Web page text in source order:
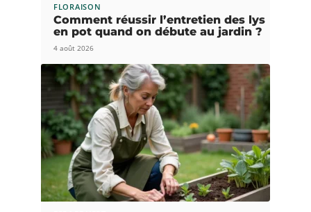
FLORAISON
Comment réussir l’entretien des lys
en pot quand on débute au jardin ?
4 août 2026